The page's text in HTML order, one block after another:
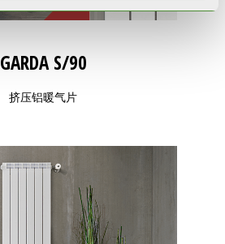
GARDA S/90
挤压铝暖气片